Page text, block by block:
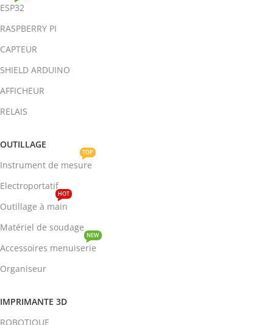
ESP32
RASPBERRY PI
CAPTEUR
SHIELD ARDUINO
AFFICHEUR
RELAIS
OUTILLAGE
Instrument de mesure
TOP
Electroportatif
Outillage à main
HOT
Matériel de soudage
Accessoires menuiserie
NEW
Organiseur
IMPRIMANTE 3D
ROBOTIQUE